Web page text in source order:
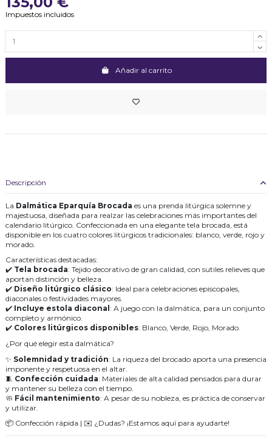
Impuestos incluidos
Añadir al carrito
Descripción
La Dalmática Eparquía Brocada es una prenda litúrgica solemne y
majestuosa, diseñada para realzar las celebraciones más importantes del
calendario litúrgico. Confeccionada en una elegante tela brocada, está
disponible en los cuatro colores litúrgicos tradicionales: blanco, verde, rojo y
morado.
Características destacadas:
✔️ Tela brocada: Tejido decorativo de gran calidad, con sutiles relieves que
aportan distinción y belleza.
✔️ Diseño litúrgico clásico: Ideal para celebraciones episcopales,
diaconales o festividades mayores.
✔️ Incluye estola diaconal : A juego con la dalmática, para un conjunto
completo y armónico.
✔️ Colores litúrgicos disponibles: Blanco, Verde, Rojo, Morado.
¿Por qué elegir esta dalmática?
✨ Solemnidad y tradición: La riqueza del brocado aporta una presencia
imponente y respetuosa en el altar.
🧵 Confección cuidada: Materiales de alta calidad pensados para durar
y mantener su belleza con el tiempo.
🧼 Fácil mantenimiento: A pesar de su nobleza, es práctica de conservar
y utilizar.
📦 Confección rápida | ✉️ ¿Dudas? ¡Estamos aquí para ayudarte!